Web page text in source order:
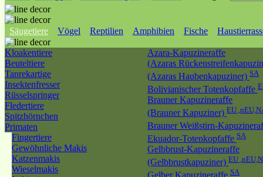
Säugetiere Vögel Reptilien Amphibien Fische
Kloakentiere
Beuteltiere
Tanrekartige
Insektenfresser
Rüsselspringer
Fledertiere
Spitzhörnchen
Primaten
Fingertiere
Gewöhnliche Makis
Katzenmakis
Wieselmakis
Azara-Kapuzineraffe
(Azaras
(Azaras Haubenkapuziner) SA
Bolivianischer Totenkopfaffe
Brauner Kapuzineraffe
(Brauner Kapuziner) EU
Brauner Weißstirn-
Ekuador-Totenkopfaffe SA
Gelbbrust-Kapuzineraffe
(Gelbbrustkapuziner) EU
SA